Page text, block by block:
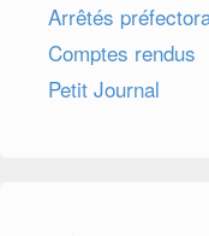
Arrêtés
Comptes rendus
Petit Journal